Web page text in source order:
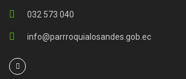
032 573 040
info@parrroquialosandes.gob.ec